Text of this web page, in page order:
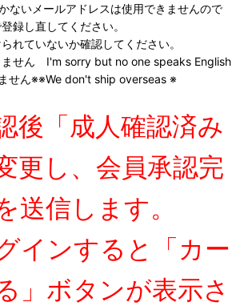
ないメールアドレスは使用できませんので
録し直してください。
れていないか確認してください。
ません I'm sorry but no one speaks English
せん※※We don't ship overseas ※
後「成人確認済み
更し、会員承認完
送信します。
インすると「カー
」ボタンが表示さ